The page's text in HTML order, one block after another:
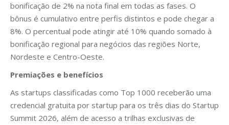
bonificação de 2% na nota final em todas as fases. O
bônus é cumulativo entre perfis distintos e pode chegar a
8%. O percentual pode atingir até 10% quando somado à
bonificação regional para negócios das regiões Norte,
Nordeste e Centro-Oeste.
Premiações e benefícios
As startups classificadas como Top 1000 receberão uma
credencial gratuita por startup para os três dias do Startup
Summit 2026, além de acesso a trilhas exclusivas de